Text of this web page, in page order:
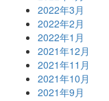
2022年3月
2022年2月
2022年1月
2021年12月
2021年11月
2021年10月
2021年9月